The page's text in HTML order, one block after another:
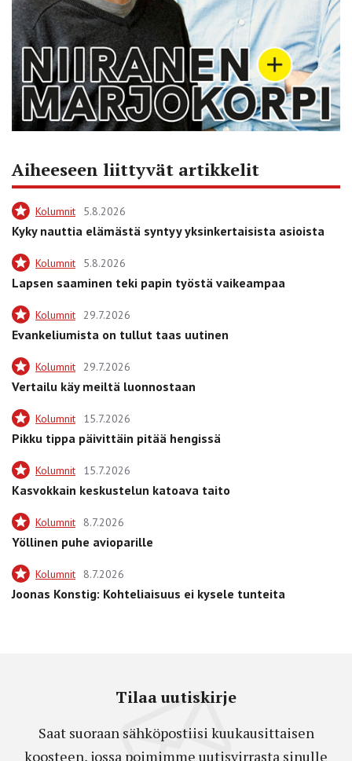
Aiheeseen liittyvät artikkelit
Kolumnit 5.8.2026
Kyky nauttia elämästä syntyy yksinkertaisista asioista
Kolumnit 5.8.2026
Lapsen saaminen teki papin työstä vaikeampaa
Kolumnit 29.7.2026
Evankeliumista on tullut taas uutinen
Kolumnit 29.7.2026
Vertailu käy meiltä luonnostaan
Kolumnit 15.7.2026
Pikku tippa päivittäin pitää hengissä
Kolumnit 15.7.2026
Kasvokkain keskustelun katoava taito
Kolumnit 8.7.2026
Yöllinen puhe avioparille
Kolumnit 8.7.2026
Joonas Konstig: Kohteliaisuus ei kysele tunteita
Tilaa uutiskirje
Saat suoraan sähköpostiisi kuukausittaisen
koosteen, jossa poimimme uutisvirrasta sinulle